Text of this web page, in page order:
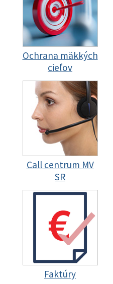
Ochrana mäkkých
cieľov
Call centrum MV
SR
Faktúry